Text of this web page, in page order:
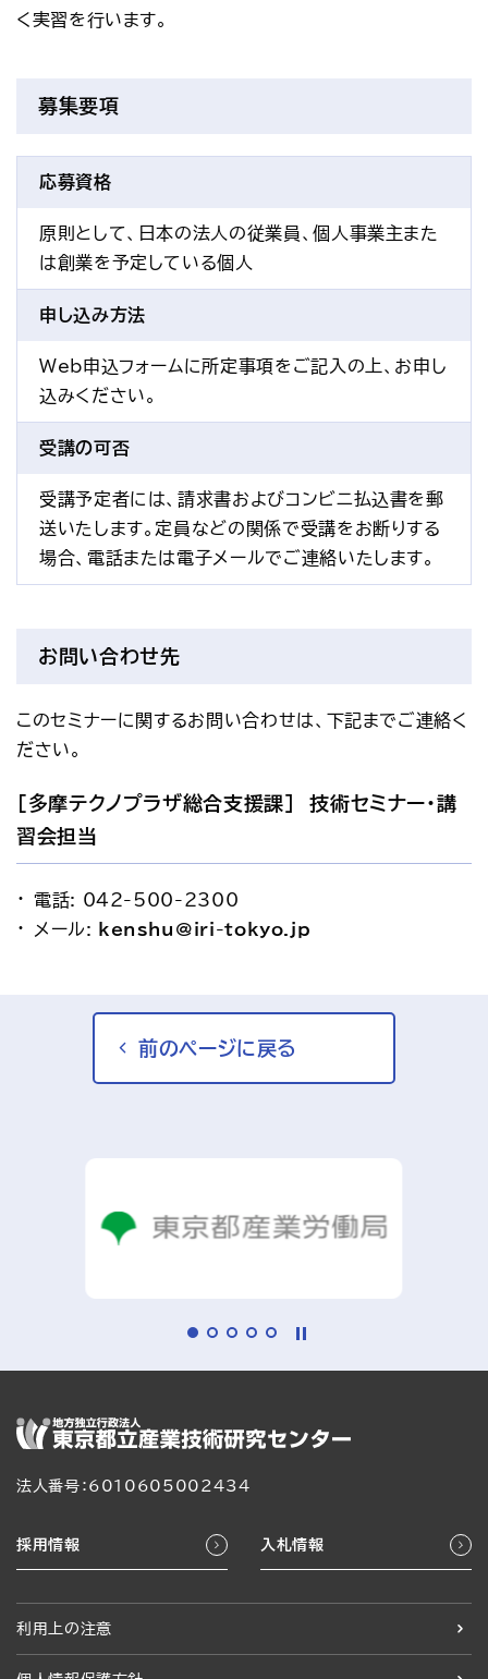
く実習を行います。
募集要項
応募資格
原則として、日本の法人の従業員、個人事業主また
は創業を予定している個人
申し込み方法
Web申込フォームに所定事項をご記入の上、お申し
込みください。
受講の可否
受講予定者には、請求書およびコンビニ払込書を郵
送いたします。定員などの関係で受講をお断りする
場合、電話または電子メールでご連絡いたします。
お問い合わせ先
このセミナーに関するお問い合わせは、下記までご連絡く
ださい。
[多摩テクノプラザ総合支援課]　技術セミナー・講
習会担当
電話: 042-500-2300
メール:
kenshu@iri-tokyo.jp
前のページに戻る
法人番号：6010605002434
採用情報 入札情報
利用上の注意